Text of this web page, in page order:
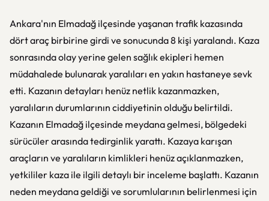
Ankara'nın Elmadağ ilçesinde yaşanan trafik kazasında
dört araç birbirine girdi ve sonucunda 8 kişi yaralandı. Kaza
sonrasında olay yerine gelen sağlık ekipleri hemen
müdahalede bulunarak yaralıları en yakın hastaneye sevk
etti. Kazanın detayları henüz netlik kazanmazken,
yaralıların durumlarının ciddiyetinin olduğu belirtildi.
Kazanın Elmadağ ilçesinde meydana gelmesi, bölgedeki
sürücüler arasında tedirginlik yarattı. Kazaya karışan
araçların ve yaralıların kimlikleri henüz açıklanmazken,
yetkililer kaza ile ilgili detaylı bir inceleme başlattı. Kazanın
neden meydana geldiği ve sorumlularının belirlenmesi için